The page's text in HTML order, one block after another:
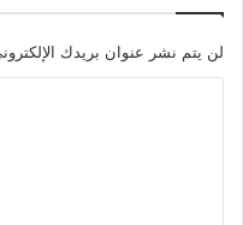
لن يتم نشر عنوان بريدك